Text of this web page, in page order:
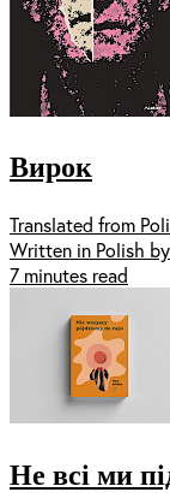
Вирок
Translated from
Written in Polish
7 minutes read
Не всі ми